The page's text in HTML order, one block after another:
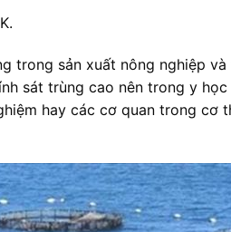
trong sản xuất nông nghiệp
sát trùng cao nên trong y
hay các cơ quan trong cơ